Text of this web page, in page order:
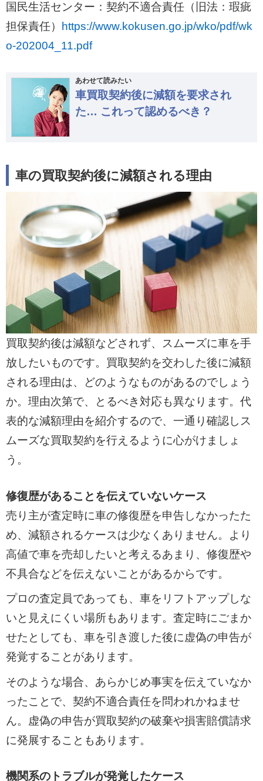
国民生活センター：契約不適合責任（旧法：瑕疵
担保責任）
https://www.kokusen.go.jp/wko/pdf/wk
o-202004_11.pdf
あわせて読みたい
車買取契約後に減額を要求され
た… これって認めるべき？
車の買取契約後に減額される理由
買取契約後は減額などされず、スムーズに車を手
放したいものです。買取契約を交わした後に減額
される理由は、どのようなものがあるのでしょう
か。理由次第で、とるべき対応も異なります。代
表的な減額理由を紹介するので、一通り確認しス
ムーズな買取契約を行えるように心がけましょ
う。
修復歴があることを伝えていないケース
売り主が査定時に車の修復歴を申告しなかったた
め、減額されるケースは少なくありません。より
高値で車を売却したいと考えるあまり、修復歴や
不具合などを伝えないことがあるからです。
プロの査定員であっても、車をリフトアップしな
いと見えにくい場所もあります。査定時にごまか
せたとしても、車を引き渡した後に虚偽の申告が
発覚することがあります。
そのような場合、あらかじめ事実を伝えていなか
ったことで、契約不適合責任を問われかねませ
ん。虚偽の申告が買取契約の破棄や損害賠償請求
に発展することもあります。
機関系のトラブルが発覚したケース